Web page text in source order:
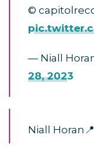
©
— Niall
28, 2023
Niall